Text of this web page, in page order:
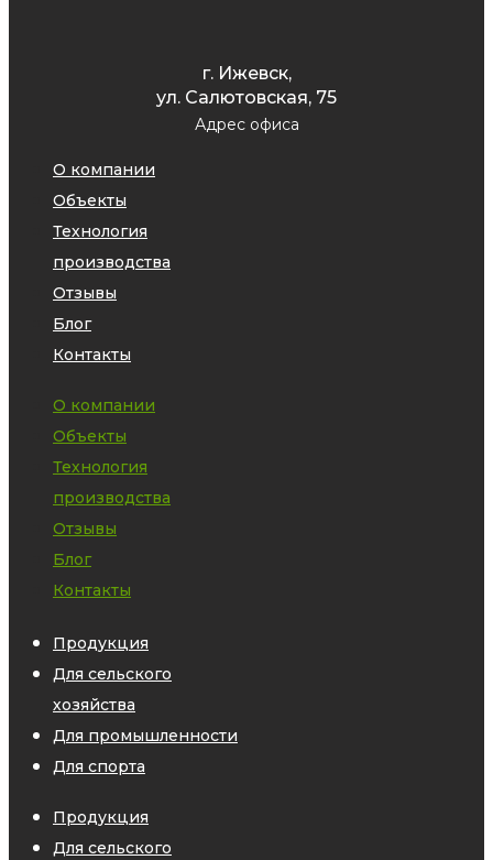
г. Ижевск,
ул. Салютовская, 75
Адрес офиса
О компании
Объекты
Технология
производства
Отзывы
Блог
Контакты
О компании
Объекты
Технология
производства
Отзывы
Блог
Контакты
Продукция
Для сельского
хозяйства
Для промышленности
Для спорта
Продукция
Для сельского